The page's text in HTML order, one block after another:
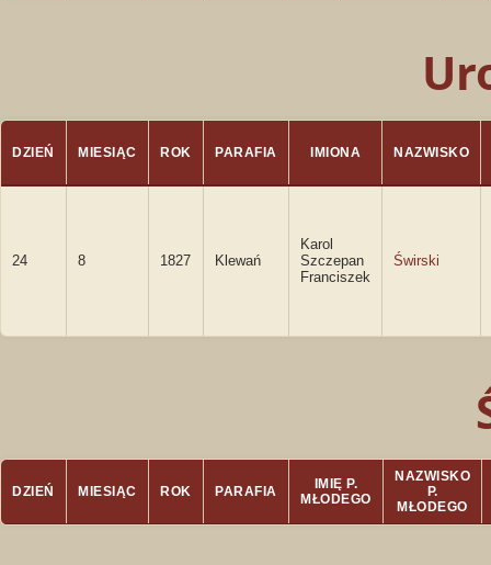
DZIEŃ MIESIĄC ROK PARAFIA IMIONA NAZWISKO
24 8 1827 Klewań
Karol
Szczepan
Franciszek
Świrski
DZIEŃ MIESIĄC ROK PARAFIA
IMIĘ P.
MŁODEGO
NAZWISKO
P.
MŁODEGO